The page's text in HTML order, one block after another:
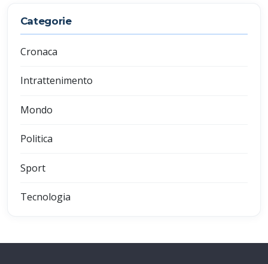
Categorie
Cronaca
Intrattenimento
Mondo
Politica
Sport
Tecnologia